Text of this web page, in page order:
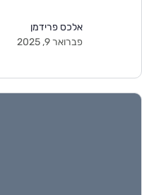
אלכס פרידמן
פברואר 9, 2025